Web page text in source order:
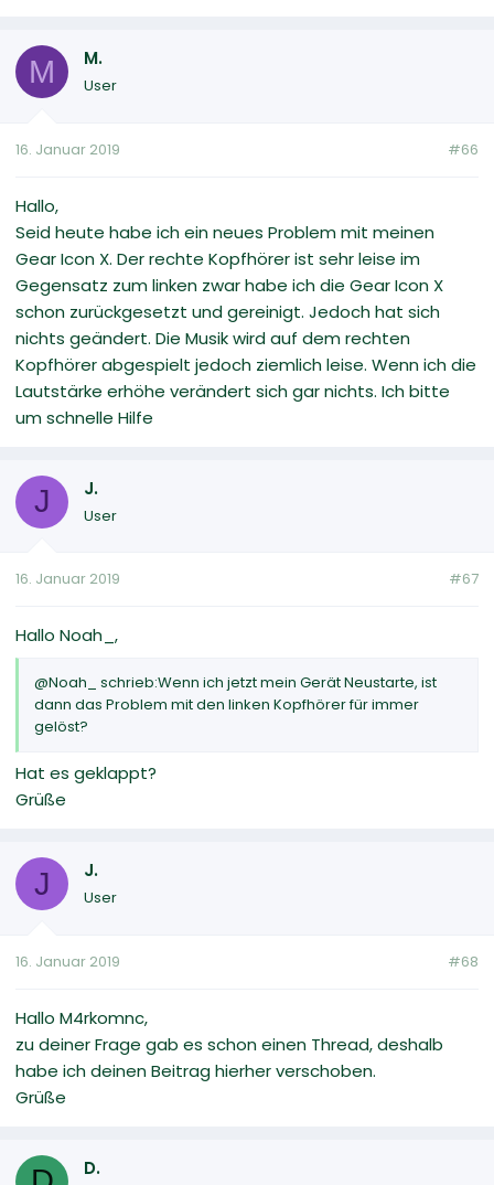
M M.
User
16. Januar 2019 #66
Hallo,
Seid heute habe ich ein neues Problem mit meinen
Gear Icon X. Der rechte Kopfhörer ist sehr leise im
Gegensatz zum linken zwar habe ich die Gear Icon X
schon zurückgesetzt und gereinigt. Jedoch hat sich
nichts geändert. Die Musik wird auf dem rechten
Kopfhörer abgespielt jedoch ziemlich leise. Wenn ich die
Lautstärke erhöhe verändert sich gar nichts. Ich bitte
um schnelle Hilfe
J J.
User
16. Januar 2019 #67
Hallo Noah_,
@Noah_ schrieb:Wenn ich jetzt mein Gerät Neustarte, ist
dann das Problem mit den linken Kopfhörer für immer
gelöst?
Hat es geklappt?
Grüße
J J.
User
16. Januar 2019 #68
Hallo M4rkomnc,
zu deiner Frage gab es schon einen Thread, deshalb
habe ich deinen Beitrag hierher verschoben.
Grüße
D.